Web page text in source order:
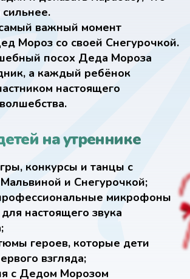
взгляда;
Морозом
память;
подарков
под ваш праздник:
и короткого
конкурсами;
дискотекой от